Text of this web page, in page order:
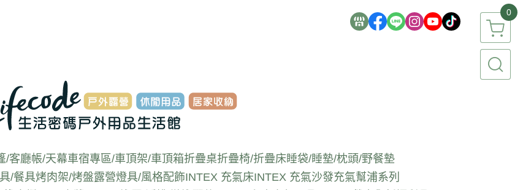
0
客廳帳/天幕車宿專區/車頂架/車頂箱折疊桌折疊椅/折疊床睡袋/睡墊/枕頭/野餐墊
/餐具烤肉架/烤盤露營燈具/風格配飾INTEX 充氣床INTEX 充氣沙發充氣幫浦系列